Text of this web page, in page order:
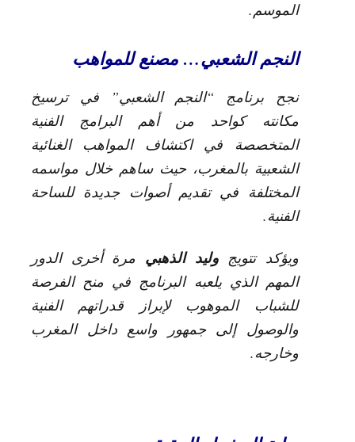
الموسم.
النجم الشعبي… مصنع للمواهب
نجح برنامج “النجم الشعبي” في ترسيخ
مكانته كواحد من أهم البرامج الفنية
المتخصصة في اكتشاف المواهب الغنائية
الشعبية بالمغرب، حيث ساهم خلال مواسمه
المختلفة في تقديم أصوات جديدة للساحة
الفنية.
ويؤكد تتويجوليد الذهبي مرة أخرى الدور
المهم الذي يلعبه البرنامج في منح الفرصة
للشباب الموهوب لإبراز قدراتهم الفنية
والوصول إلى جمهور واسع داخل المغرب
وخارجه.